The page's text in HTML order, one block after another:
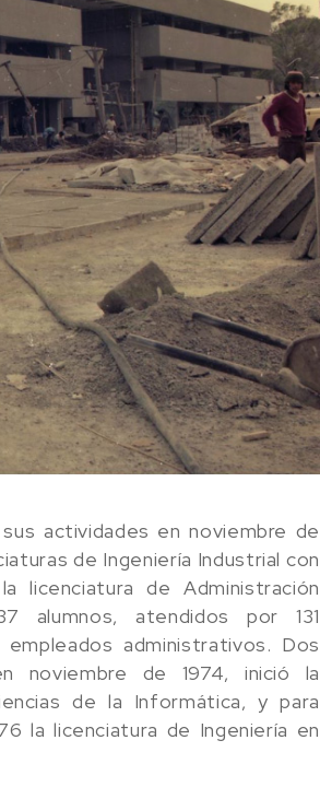
actividades en noviembre de
de Ingeniería Industrial con
licenciatura de Administración
alumnos, atendidos por 131
administrativos. Dos
noviembre de 1974, inició la
de la Informática, y para
la licenciatura de Ingeniería en